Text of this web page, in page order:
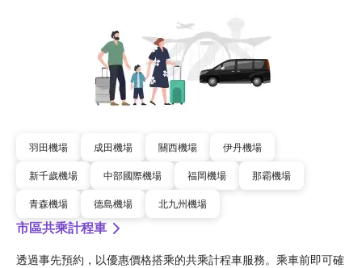
羽田機場 成田機場 關西機場 伊丹機場
新千歲機場 中部國際機場 福岡機場 那霸機場
青森機場 德島機場 北九州機場
市區共乘計程車
透過事先預約，以優惠價格搭乘的共乘計程車服務。乘車前即可確